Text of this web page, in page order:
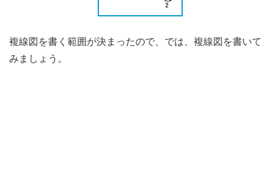
複線図を書く範囲が決まったので、では、複線図を書いて
みましょう。